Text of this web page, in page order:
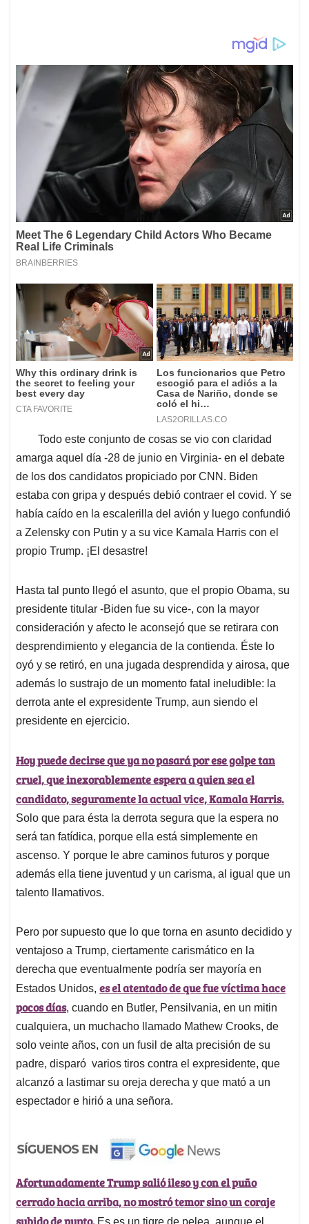
Todo este conjunto de cosas se vio con claridad
amarga aquel día -28 de junio en Virginia- en el debate
de los dos candidatos propiciado por CNN. Biden
estaba con gripa y después debió contraer el covid. Y se
había caído en la escalerilla del avión y luego confundió
a Zelensky con Putin y a su vice Kamala Harris con el
propio Trump. ¡El desastre!
Hasta tal punto llegó el asunto, que el propio Obama, su
presidente titular -Biden fue su vice-, con la mayor
consideración y afecto le aconsejó que se retirara con
desprendimiento y elegancia de la contienda. Éste lo
oyó y se retiró, en una jugada desprendida y airosa, que
además lo sustrajo de un momento fatal ineludible: la
derrota ante el expresidente Trump, aun siendo el
presidente en ejercicio.
Hoy puede decirse que ya no pasará por ese golpe tan
cruel, que inexorablemente espera a quien sea el
candidato, seguramente la actual vice, Kamala Harris.
Solo que para ésta la derrota segura que la espera no
será tan fatídica, porque ella está simplemente en
ascenso. Y porque le abre caminos futuros y porque
además ella tiene juventud y un carisma, al igual que un
talento llamativos.
Pero por supuesto que lo que torna en asunto decidido y
ventajoso a Trump, ciertamente carismático en la
derecha que eventualmente podría ser mayoría en
Estados Unidos, es el atentado de que fue víctima hace
pocos días, cuando en Butler, Pensilvania, en un mitin
cualquiera, un muchacho llamado Mathew Crooks, de
solo veinte años, con un fusil de alta precisión de su
padre, disparó varios tiros contra el expresidente, que
alcanzó a lastimar su oreja derecha y que mató a un
espectador e hirió a una señora.
Afortunadamente Trump salió ileso y con el puño
cerrado hacia arriba, no mostró temor sino un coraje
subido de punto.